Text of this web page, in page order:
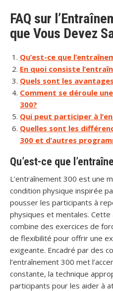
FAQ sur
que Vous Devez
Qu’est-ce que
En quoi consiste
Quels sont les
Comment se déroule
300?
Qui peut participer à
Quelles sont les
300 et d’autres
Qu’est-ce que
L’entraînement 300 est une
condition physique inspirée
pousser les participants à
physiques et mentales.
combine des exercices de
de flexibilité pour offrir une
exigeante. Encadré par des
l’entraînement 300 met
constante, la technique
participants pour les aider à